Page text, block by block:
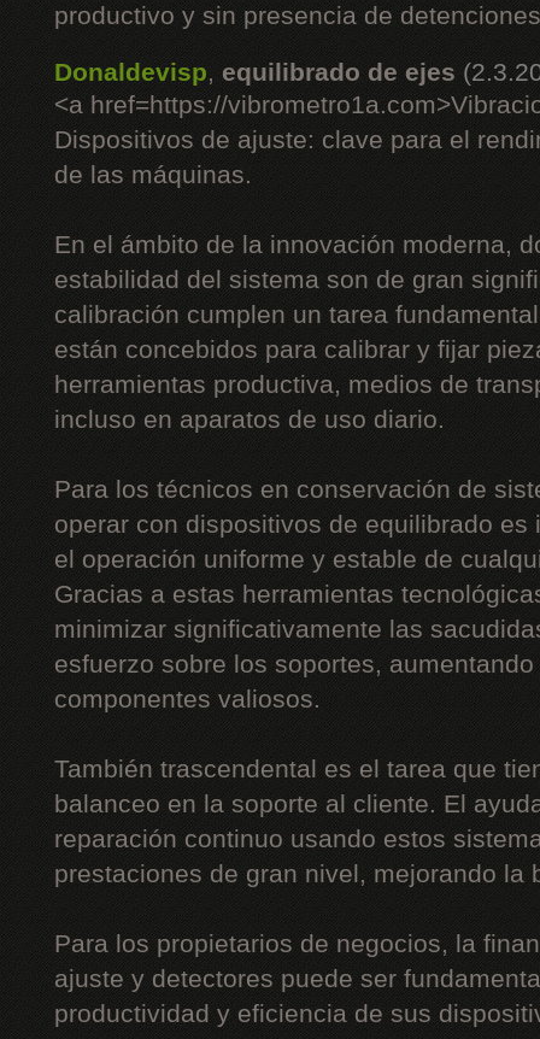
productivo y sin presencia de
Donaldevisp, equilibrado de ejes
<a href=https://
Dispositivos de ajuste: clave para el
de las máquinas.
En el ámbito de la innovación moderna,
estabilidad del sistema son de gran
calibración cumplen un tarea
están concebidos para calibrar y fijar
herramientas productiva, medios de
incluso en aparatos de uso diario.
Para los técnicos en conservación de
operar con dispositivos de equilibrado es
el operación uniforme y estable de
Gracias a estas herramientas
minimizar significativamente las
esfuerzo sobre los soportes,
componentes valiosos.
También trascendental es el tarea que
balanceo en la soporte al cliente. El
reparación continuo usando estos
prestaciones de gran nivel, mejorando la
Para los propietarios de negocios, la
ajuste y detectores puede ser
productividad y eficiencia de sus